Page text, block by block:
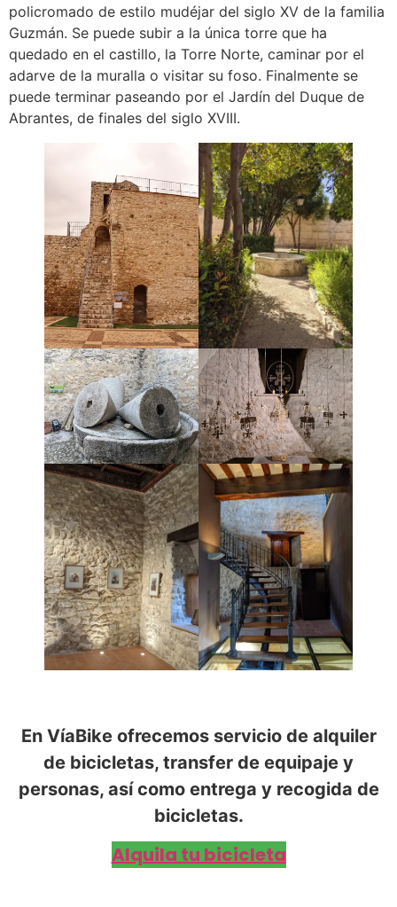
policromado de estilo mudéjar del siglo XV de la familia
Guzmán. Se puede subir a la única torre que ha
quedado en el castillo, la Torre Norte, caminar por el
adarve de la muralla o visitar su foso. Finalmente se
puede terminar paseando por el Jardín del Duque de
Abrantes, de finales del siglo XVIII.
En VíaBike ofrecemos servicio de alquiler
de bicicletas, transfer de equipaje y
personas, así como entrega y recogida de
bicicletas.
Alquila tu bicicleta